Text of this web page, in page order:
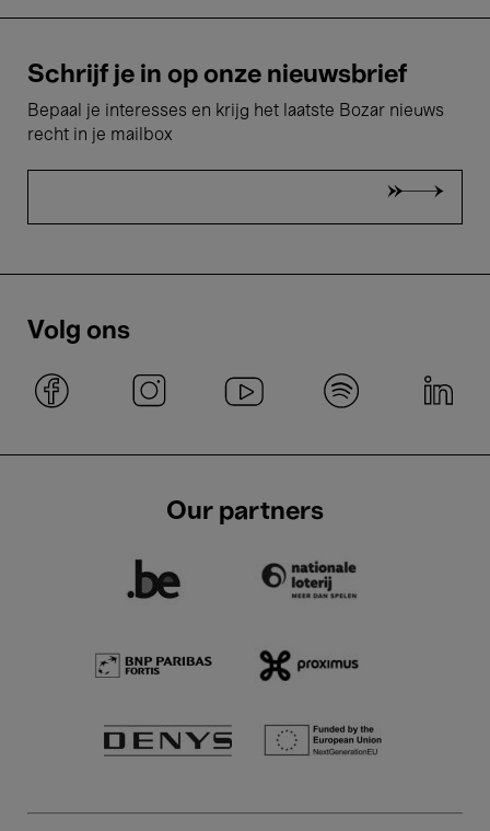
Schrijf je in op onze nieuwsbrief
Bepaal je interesses en krijg het laatste Bozar nieuws
recht in je mailbox
Volg ons
Our partners